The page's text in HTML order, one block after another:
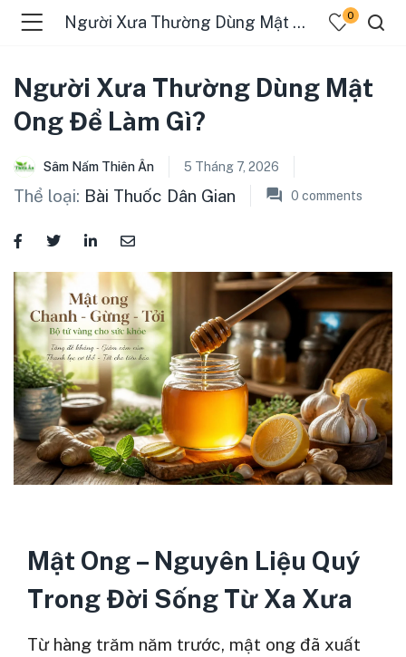
Người Xưa Thường Dùng Mật Ong Để Làm Gì? 0
Người Xưa Thường Dùng Mật
Ong Để Làm Gì?
Sâm Nấm Thiên Ân 5 Tháng 7, 2026
Thể loại: Bài Thuốc Dân Gian 0 comments
Mật Ong – Nguyên Liệu Quý
Trong Đời Sống Từ Xa Xưa
Từ hàng trăm năm trước, mật ong đã xuất